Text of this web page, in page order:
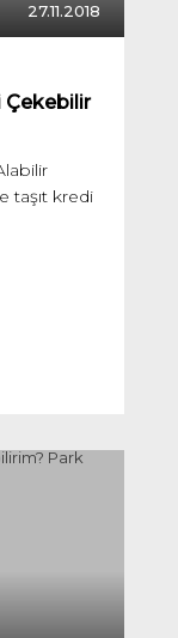
27.11.2018
Çekebilir
taşıt kredi